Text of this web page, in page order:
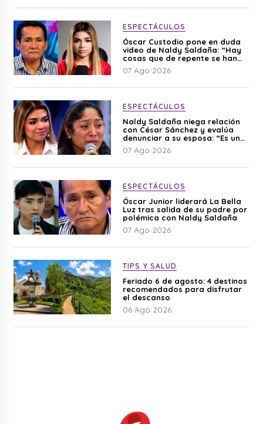
ESPECTÁCULOS
Óscar Custodio pone en duda
video de Naldy Saldaña: “Hay
cosas que de repente se han
editado”
07 Ago 2026
ESPECTÁCULOS
Naldy Saldaña niega relación
con César Sánchez y evalúa
denunciar a su esposa: “Es una
difamación”
07 Ago 2026
ESPECTÁCULOS
Óscar Junior liderará La Bella
Luz tras salida de su padre por
polémica con Naldy Saldaña
07 Ago 2026
TIPS Y SALUD
Feriado 6 de agosto: 4 destinos
recomendados para disfrutar
el descanso
06 Ago 2026